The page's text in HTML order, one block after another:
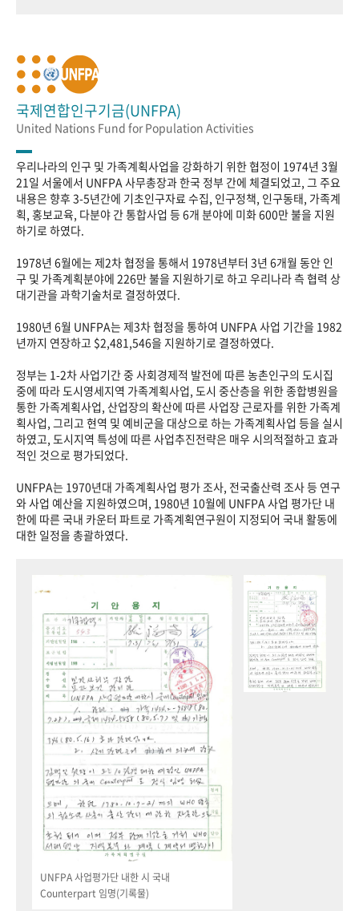
국제연합인구기금(UNFPA)
United Nations Fund for Population Activities
우리나라의 인구 및 가족계획사업을 강화하기 위한 협정이 1974년 3월
21일 서울에서 UNFPA 사무총장과 한국 정부 간에 체결되었고, 그 주요
내용은 향후 3-5년간에 기초인구자료 수집, 인구정책, 인구동태, 가족계
획, 홍보교육, 다분야 간 통합사업 등 6개 분야에 미화 600만 불을 지원
하기로 하였다.
1978년 6월에는 제2차 협정을 통해서 1978년부터 3년 6개월 동안 인
구 및 가족계획분야에 226만 불을 지원하기로 하고 우리나라 측 협력 상
대기관을 과학기술처로 결정하였다.
1980년 6월 UNFPA는 제3차 협정을 통하여 UNFPA 사업 기간을 1982
년까지 연장하고 $2,481,546을 지원하기로 결정하였다.
정부는 1-2차 사업기간 중 사회경제적 발전에 따른 농촌인구의 도시집
중에 따라 도시영세지역 가족계획사업, 도시 중산층을 위한 종합병원을
통한 가족계획사업, 산업장의 확산에 따른 사업장 근로자를 위한 가족계
획사업, 그리고 현역 및 예비군을 대상으로 하는 가족계획사업 등을 실시
하였고, 도시지역 특성에 따른 사업추진전략은 매우 시의적절하고 효과
적인 것으로 평가되었다.
UNFPA는 1970년대 가족계획사업 평가 조사, 전국출산력 조사 등 연구
와 사업 예산을 지원하였으며, 1980년 10월에 UNFPA 사업 평가단 내
한에 따른 국내 카운터 파트로 가족계획연구원이 지정되어 국내 활동에
대한 일정을 총괄하였다.
UNFPA 사업평가단 내한 시 국내
Counterpart 임명(기록물)